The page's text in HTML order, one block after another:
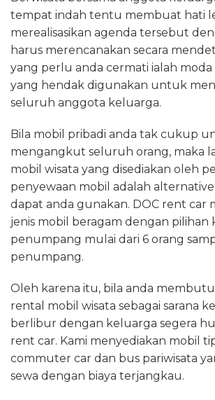
tempat indah tentu membuat hati
merealisasikan agenda tersebut
harus merencanakan secara
yang perlu anda cermati ialah moda
yang hendak digunakan untuk
seluruh anggota keluarga.
Bila mobil pribadi anda tak cukup
mengangkut seluruh orang, maka
mobil wisata yang disediakan oleh
penyewaan mobil adalah
dapat anda gunakan. DOC rent car
jenis mobil beragam dengan pilihan
penumpang mulai dari 6 orang
penumpang.
Oleh karena itu, bila anda
rental mobil wisata sebagai sarana
berlibur dengan keluarga segera
rent car. Kami menyediakan mobil
commuter car dan bus pariwisata
sewa dengan biaya terjangkau.